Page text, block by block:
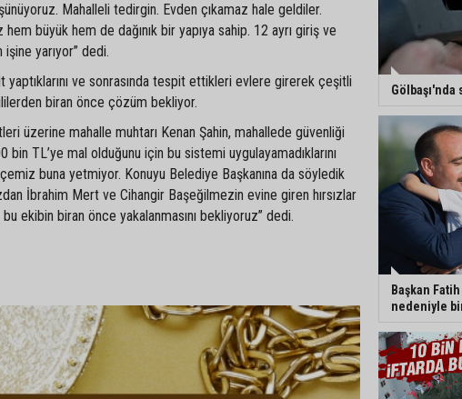
Mahalleli tedirgin. Evden çıkamaz hale geldiler.
büyük hem de dağınık bir yapıya sahip. 12 ayrı giriş ve
işine yarıyor” dedi.
yaptıklarını ve sonrasında tespit ettikleri evlere girerek çeşitli
biran önce çözüm bekliyor.
üzerine mahalle muhtarı Kenan Şahin, mahallede güvenliği
TL’ye mal olduğunu için bu sistemi uygulayamadıklarını
buna yetmiyor. Konuyu Belediye Başkanına da söyledik
İbrahim Mert ve Cihangir Başeğilmezin evine giren hırsızlar
ekibin biran önce yakalanmasını bekliyoruz” dedi.
Başkan
nedeniyle